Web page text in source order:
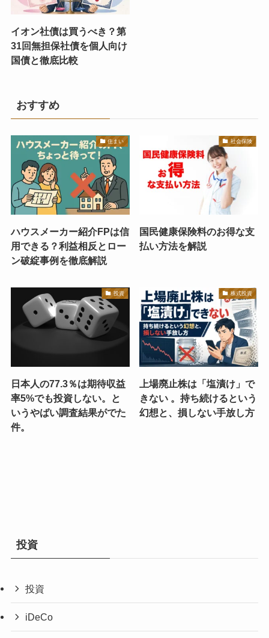
イオン社債は買うべき？第
31回無担保社債を個人向け
国債と徹底比較
おすすめ
住まい
ハウスメーカー紹介FPは信
用できる？利益相反とロー
ン破綻事例を徹底解説
社会保険
国民健康保険料のお得な支
払い方法を解説
投資
日本人の77.3％は期待収益
率5%でも投資しない。と
いうやばい調査結果がでた
件。
株式投資
上場廃止株は「塩漬け」で
きない 。持ち続けるという
幻想と、損しない手放し方
投資
投資
iDeCo